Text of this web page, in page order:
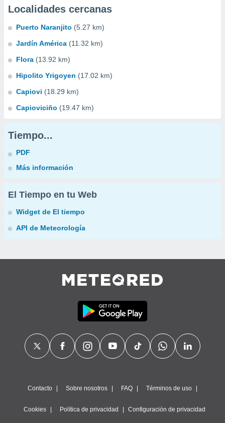
Localidades cercanas
Puerto Naranjito (5.27 km)
Jardín América (11.32 km)
Flora (13.92 km)
Hipolito Yrigoyen (17.02 km)
Capiovi (18.29 km)
Capioviciño (19.47 km)
Tiempo...
PDF
Más información
El Tiempo en tu Web
Widget de El tiempo
API de Meteorología
Contacto Sobre nosotros FAQ Términos de uso
Cookies Política de privacidad Configuración de privacidad